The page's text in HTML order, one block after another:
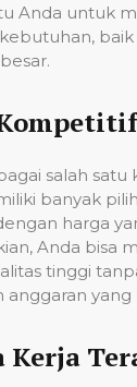
Anda untuk
salah
banyak
harga
Anda bisa
tinggi
anggaran
Kerja